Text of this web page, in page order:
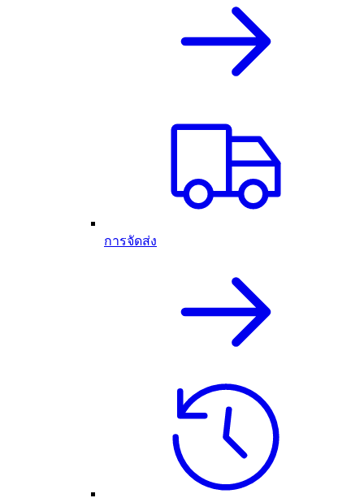
การจัดส่ง